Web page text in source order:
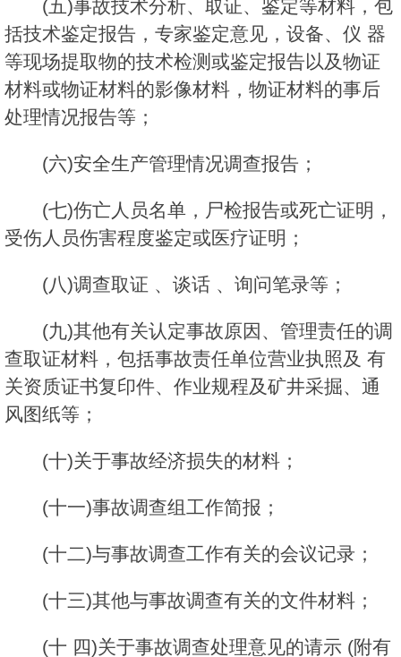
(五)事故技术分析、取证、鉴定等材料，包
括技术鉴定报告，专家鉴定意见，设备、仪 器
等现场提取物的技术检测或鉴定报告以及物证
材料或物证材料的影像材料，物证材料的事后
处理情况报告等；
(六)安全生产管理情况调查报告；
(七)伤亡人员名单，尸检报告或死亡证明，
受伤人员伤害程度鉴定或医疗证明；
(八)调查取证 、谈话 、询问笔录等；
(九)其他有关认定事故原因、管理责任的调
查取证材料，包括事故责任单位营业执照及 有
关资质证书复印件、作业规程及矿井采掘、通
风图纸等；
(十)关于事故经济损失的材料；
(十一)事故调查组工作简报；
(十二)与事故调查工作有关的会议记录；
(十三)其他与事故调查有关的文件材料；
(十 四)关于事故调查处理意见的请示 (附有